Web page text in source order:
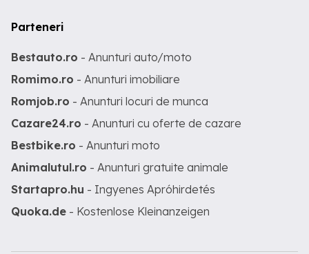
Parteneri
Bestauto.ro - Anunturi auto/moto
Romimo.ro - Anunturi imobiliare
Romjob.ro - Anunturi locuri de munca
Cazare24.ro - Anunturi cu oferte de cazare
Bestbike.ro - Anunturi moto
Animalutul.ro - Anunturi gratuite animale
Startapro.hu - Ingyenes Apróhirdetés
Quoka.de - Kostenlose Kleinanzeigen